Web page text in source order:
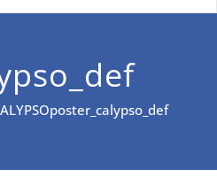
poster_calypso_def